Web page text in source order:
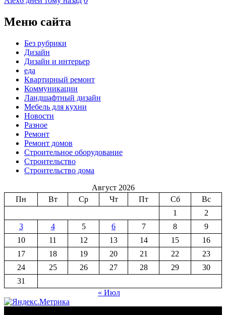
Меню сайта
Без рубрики
Дизайн
Дизайн и интерьер
еда
Квартирный ремонт
Коммуникации
Ландшафтный дизайн
Мебель для кухни
Новости
Разное
Ремонт
Ремонт домов
Строительное оборудование
Строительство
Строительство дома
Август 2026
Пн
Вт Ср Чт Пт Сб
Вс
1
2
3
4 5 6 7 8
9
10
11 12 13 14 15
16
17
18 19 20 21 22
23
24
25 26 27 28 29
30
31
« Июл